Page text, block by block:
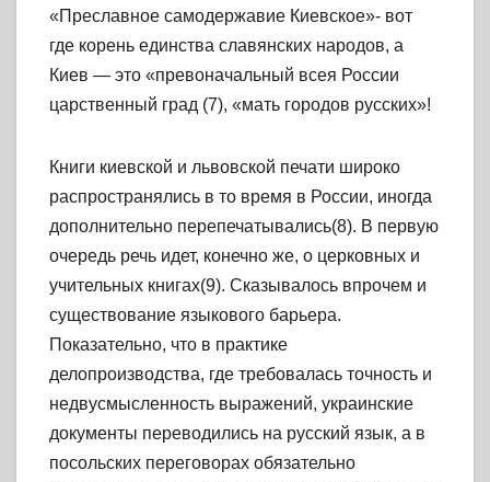
«Преславное самодержавие Киевское»- вот
где корень единства славянских народов, а
Киев — это «превоначальный всея России
царственный град (7), «мать городов русских»!
Книги киевской и львовской печати широко
распространялись в то время в России, иногда
дополнительно перепечатывались(8). В первую
очередь речь идет, конечно же, о церковных и
учительных книгах(9). Сказывалось впрочем и
существование языкового барьера.
Показательно, что в практике
делопроизводства, где требовалась точность и
недвусмысленность выражений, украинские
документы переводились на русский язык, а в
посольских переговорах обязательно